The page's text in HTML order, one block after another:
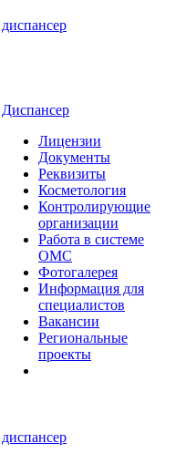
Диспансер
Лицензии
Документы
Реквизиты
Косметология
Контролирующие
организации
Работа в системе
ОМС
Фотогалерея
Информация для
специалистов
Вакансии
Региональные
проекты